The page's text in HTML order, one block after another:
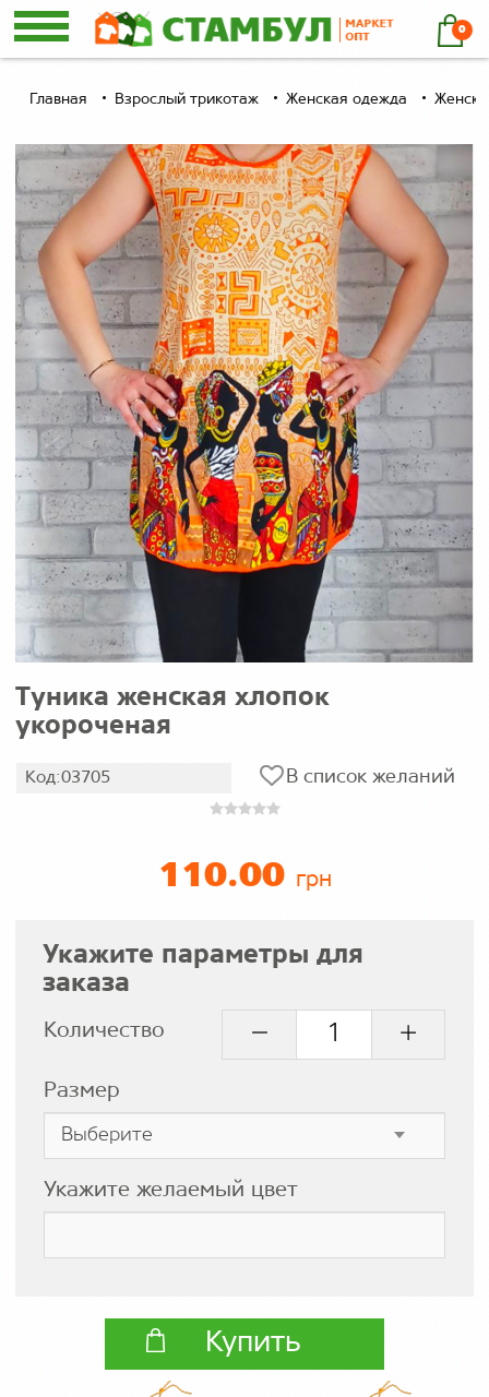
0
Главная Взрослый трикотаж Женская одежда
Туника женская хлопок
укороченая
Код:03705 В список желаний
110.00 грн
Укажите параметры для
заказа
Количество
Размер
Укажите желаемый цвет
Купить